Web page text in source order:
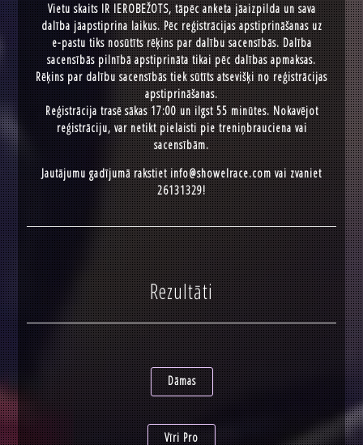
Vietu skaits IR IEROBEŽOTS, tāpēc anketa jāaizpilda un sava
dalība jāapstiprina laikus. Pēc reģistrācijas apstiprināšanas uz
e-pastu tiks nosūtīts rēķins par dalību sacensībās. Dalība
sacensībās pilnībā apstiprināta tikai pēc dalības apmaksas.
Rēķins par dalību sacensībās tiek sūtīts atsevišķi no reģistrācijas
apstiprināšanas.
Reģistrācija trasē sākas 17:00 un ilgst 55 minūtes. Nokavējot
reģistrāciju, var netikt pielaisti pie treniņbrauciena vai
sacensībām.
Jautājumu gadījumā rakstietinfo@showelrace.comvai zvaniet
26131329!
Rezultāti
Dāmas
Vīri Pro